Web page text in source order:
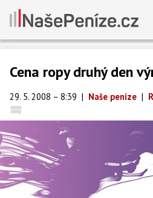
Cena ropy druhý den
29. 5. 2008 – 8:39 | Naše peníze |